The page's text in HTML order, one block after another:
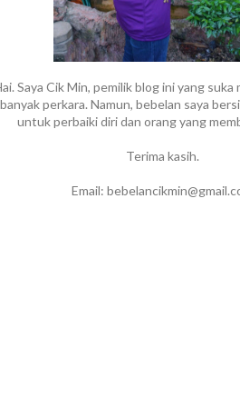
Saya Cik Min, pemilik blog ini yang suka
banyak perkara. Namun, bebelan saya
untuk perbaiki diri dan orang yang
Terima kasih.
Email: